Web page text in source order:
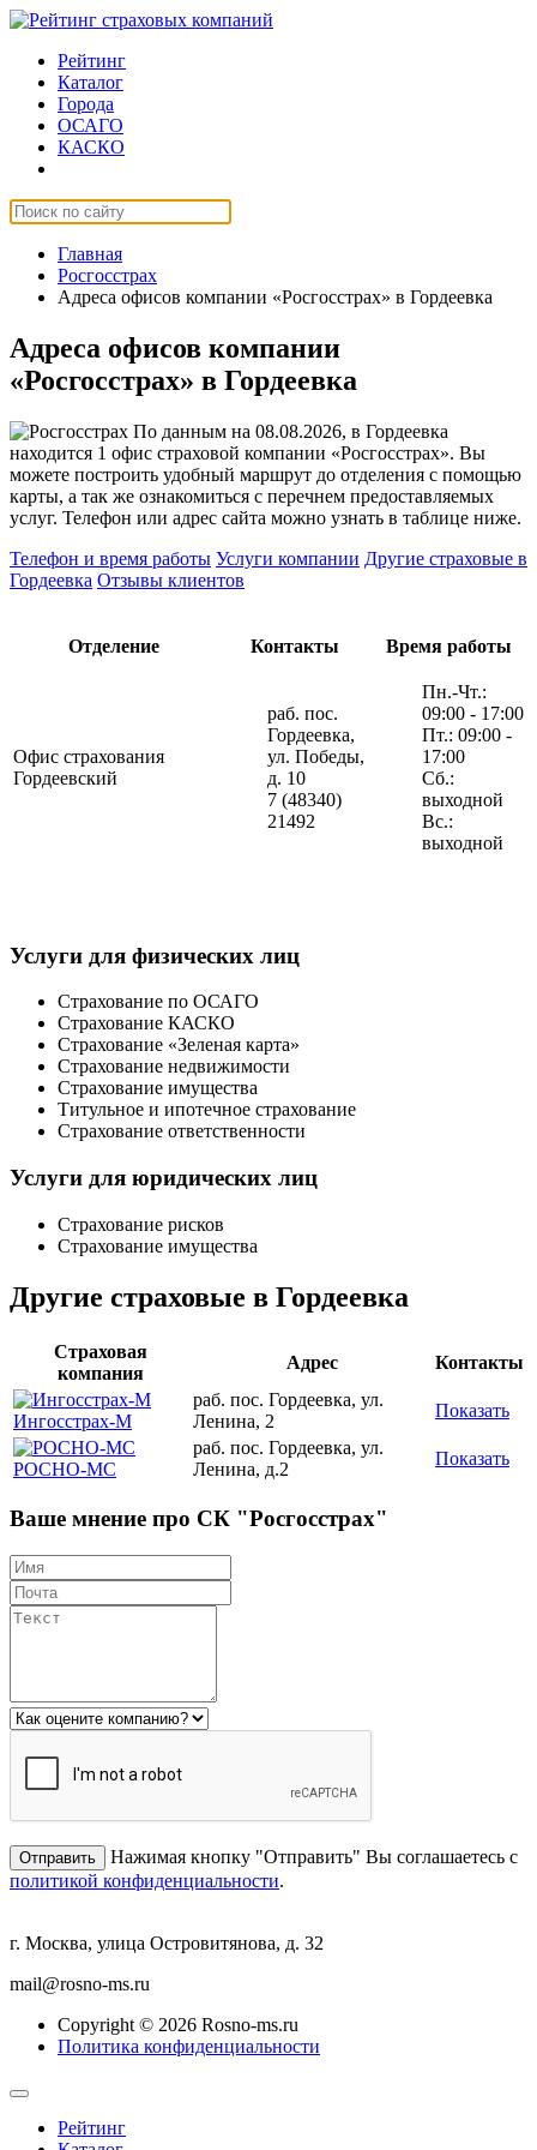
Рейтинг
Каталог
Города
ОСАГО
КАСКО
Главная
Росгосстрах
Адреса офисов компании «Росгосстрах» в Гордеевка
Адреса офисов компании
«Росгосстрах» в Гордеевка
По данным на 08.08.2026, в Гордеевка
находится 1 офис страховой компании «Росгосстрах». Вы
можете построить удобный маршрут до отделения с помощью
карты, а так же ознакомиться с перечнем предоставляемых
услуг. Телефон или адрес сайта можно узнать в таблице ниже.
Телефон и время работы Услуги компании Другие страховые в
Гордеевка Отзывы клиентов
Отделение Контакты Время работы
Офис страхования
Гордеевский
раб. пос.
Гордеевка,
ул. Победы,
д. 10
7 (48340)
21492
Пн.-Чт.:
09:00 - 17:00
Пт.: 09:00 -
17:00
Сб.:
выходной
Вс.:
выходной
Услуги для физических лиц
Страхование по ОСАГО
Страхование КАСКО
Страхование «Зеленая карта»
Страхование недвижимости
Страхование имущества
Титульное и ипотечное страхование
Страхование ответственности
Услуги для юридических лиц
Страхование рисков
Страхование имущества
Другие страховые в Гордеевка
Страховая
компания
Адрес Контакты
Ингосстрах-М
раб. пос. Гордеевка, ул.
Ленина, 2
Показать
РОСНО-МС
раб. пос. Гордеевка, ул.
Ленина, д.2
Показать
Ваше мнение про СК "Росгосстрах"
Нажимая кнопку "Отправить" Вы соглашаетесь с
политикой конфиденциальности.
г. Москва, улица Островитянова, д. 32
mail@rosno-ms.ru
Copyright © 2026 Rosno-ms.ru
Политика конфиденциальности
Рейтинг